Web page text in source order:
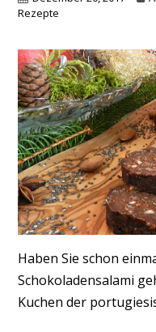
Rezepte
Haben Sie schon
Schokoladensalami
Kuchen der